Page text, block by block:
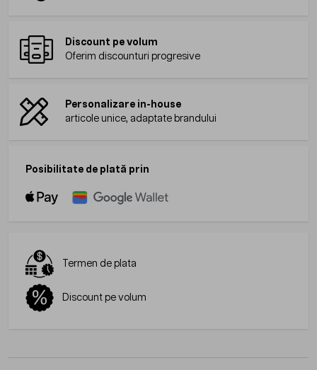
Discount pe volum
Oferim discounturi progresive
Personalizare in-house
articole unice, adaptate brandului
Posibilitate de plată prin
Termen de plata
Discount pe volum